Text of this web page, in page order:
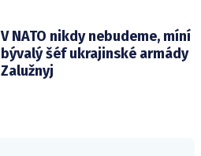
V NATO nikdy nebudeme, míní
bývalý šéf ukrajinské armády
Zalužnyj